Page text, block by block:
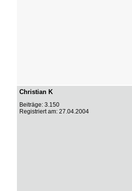
Christian K
Beiträge: 3.150
Registriert am: 27.04.2004